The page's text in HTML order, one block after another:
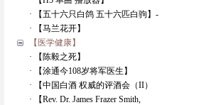
· 【五十六只白鸽 五十六匹白驹】-
· 【马兰花开】
【医学健康】
· 【陈毅之死】
· 【涂通今108岁将军医生】
· 【中国白酒 权威的评酒会（II）
· 【Rev. Dr. James Frazer Smith,